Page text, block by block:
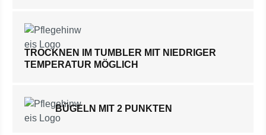
TROCKNEN IM TUMBLER MIT NIEDRIGER
TEMPERATUR MÖGLICH
BÜGELN MIT 2 PUNKTEN